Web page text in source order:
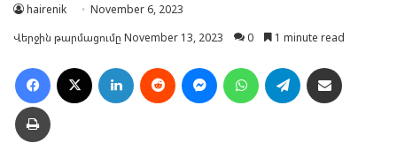
hairenik
November 6, 2023
Վերջին թարմացումը November 13, 2023
0 1 minute read
Facebook LinkedIn Reddit MessengerWhatsAppTelegram
Տպել